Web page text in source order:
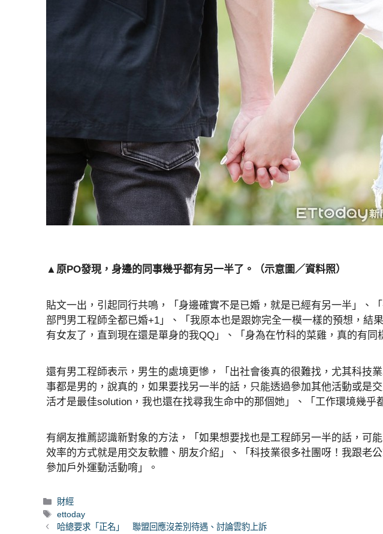
▲原PO發現，身邊的同事幾乎都有另一半了。（示意圖／資料照）
貼文一出，引起同行共鳴，「身邊確實不是已婚，就是已經有另一半」、
部門男工程師全都已婚+1」、「我原本也是跟妳完全一模一樣的預想，結
有女友了，直到現在還是單身的我QQ」、「身為在竹科的菜雞，真的有同
還有男工程師表示，男生的處境更慘，「出社會後真的很難找，尤其科技
事都是男的，說真的，如果要找另一半的話，只能透過參加其他活動或是
活才是最佳solution，我也還在找尋我生命中的那個她」、「工作環境幾乎
有網友推薦認識新對象的方法，「如果想要找也是工程師另一半的話，可
效率的方式就是用交友軟體、朋友介紹」、「科技業很多社團呀！我跟老
參加戶外運動活動唷」。
分
類
財經
標
籤
ettoday
哈總要求「正名」 聯盟回應沒差別待遇、討論雲豹上訴